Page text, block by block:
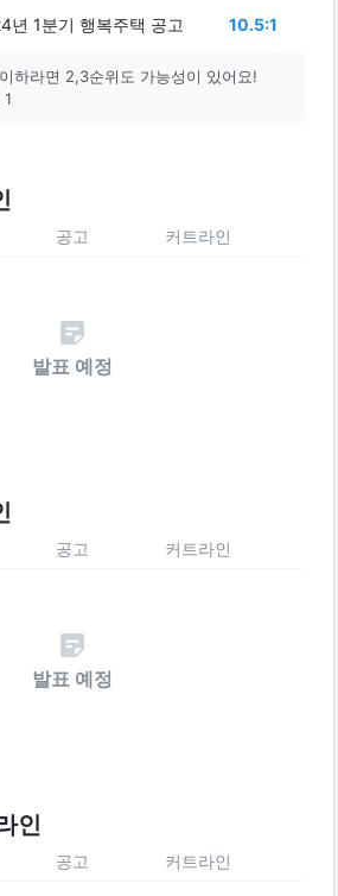
년 1분기 행복주택 공고 10.5:1
하라면 2,3순위도 가능성이 있어요!
공고 커트라인
발표 예정
공고 커트라인
발표 예정
인
공고 커트라인